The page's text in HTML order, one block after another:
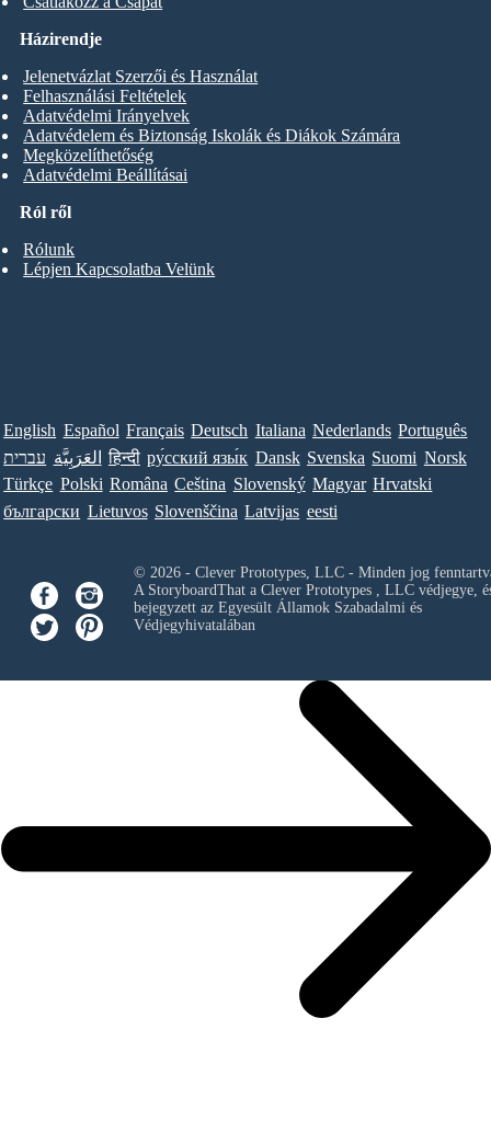
Ról ről
Rólunk
Lépjen Kapcsolatba Velünk
Házirendje
Jelenetvázlat Szerzői és Használat
Felhasználási Feltételek
Adatvédelmi Irányelvek
Adatvédelem és Biztonság Iskolák és Diákok Számára
Megközelíthetőség
Adatvédelmi Beállításai
English Español Français Deutsch Italiana Nederlands Português
עברית العَرَبِيَّة हिन्दी ру́сский язы́к Dansk Svenska Suomi Norsk
Türkçe Polski Româna Ceština Slovenský Magyar Hrvatski
български Lietuvos Slovenščina Latvijas eesti
© 2026 - Clever Prototypes, LLC - Minden jog
A StoryboardThat a Clever Prototypes , LLCvédjegye,
bejegyzett az Egyesült Államok Szabadalmi és
Védjegyhivatalában